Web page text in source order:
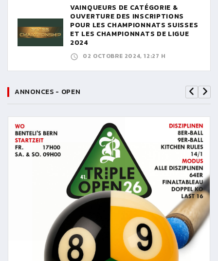
VAINQUEURS DE CATÉGORIE &
OUVERTURE DES INSCRIPTIONS
POUR LES CHAMPIONNATS SUISSES
ET LES CHAMPIONNATS DE LIGUE
2024
02 OCTOBRE 2024, 12:27 H
ANNONCES - OPEN